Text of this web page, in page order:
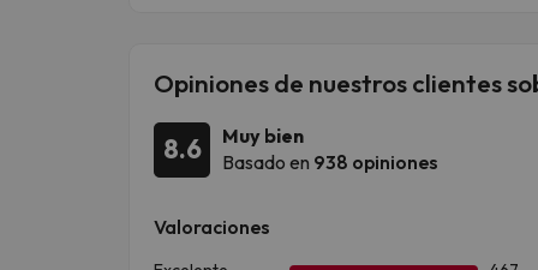
Opiniones de nuestros clientes
8.6
Muy bien
Basado en 938 opiniones